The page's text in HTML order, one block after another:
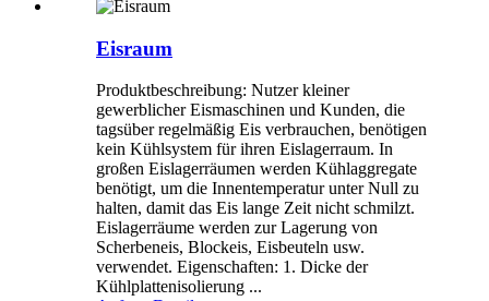
Eisraum
Produktbeschreibung: Nutzer kleiner
gewerblicher Eismaschinen und Kunden, die
tagsüber regelmäßig Eis verbrauchen, benötigen
kein Kühlsystem für ihren Eislagerraum. In
großen Eislagerräumen werden Kühlaggregate
benötigt, um die Innentemperatur unter Null zu
halten, damit das Eis lange Zeit nicht schmilzt.
Eislagerräume werden zur Lagerung von
Scherbeneis, Blockeis, Eisbeuteln usw.
verwendet. Eigenschaften: 1. Dicke der
Kühlplattenisolierung ...